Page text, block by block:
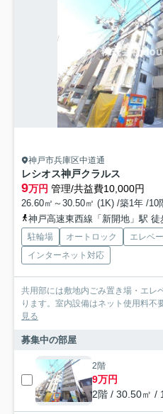
神戸市兵庫区中道通
レシオス神戸クラルス
9万円 管理/共益費10,000円
26.60㎡～30.50㎡ (1K) /築1年 /10
神戸高速東西線「新開地」駅 徒
駐輪場 オートロック エレベ
インターネット対応
共用部には敷地内ごみ置き場・エレ
ります。室内設備はネット使用料不
見る
募集中の部屋
2階
9万円
2階 / 30.50㎡ /